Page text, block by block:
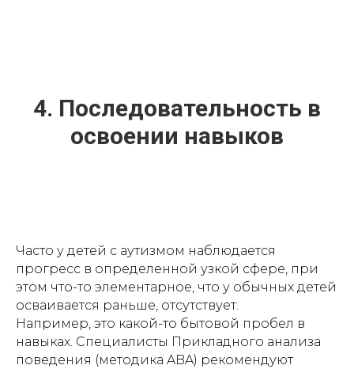
4. Последовательность в
освоении навыков
Часто у детей с аутизмом наблюдается
прогресс в определенной узкой сфере, при
этом что-то элементарное, что у обычных детей
осваивается раньше, отсутствует.
Например, это какой-то бытовой пробел в
навыках. Специалисты Прикладного анализа
поведения (методика ABA) рекомендуют